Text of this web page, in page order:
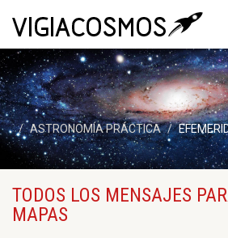
ASTRONOMÍA PRÁCTICA
TODOS LOS MENSAJES
MAPAS